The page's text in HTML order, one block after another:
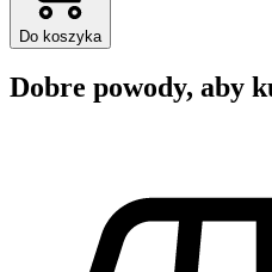
Do koszyka
Dobre powody, aby